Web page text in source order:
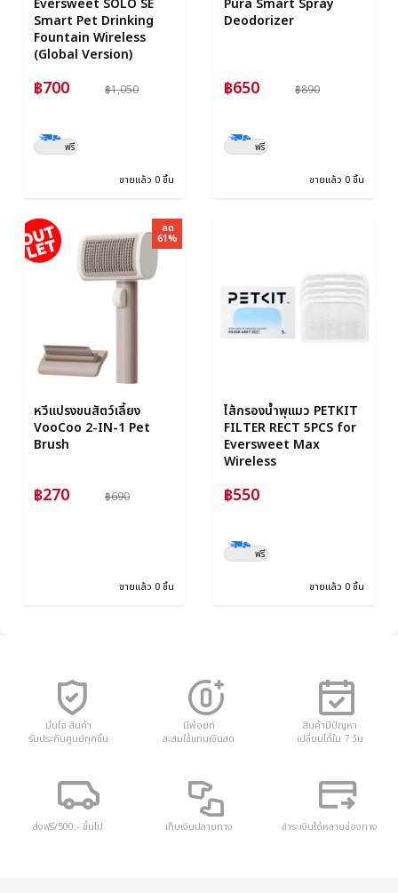
Eversweet SOLO SE
Smart Pet Drinking
Fountain Wireless
(Global Version)
฿700 ฿1,050
ฟรี
ขายแล้ว 0 ชิ้น
Pura Smart Spray
Deodorizer
฿650 ฿890
ฟรี
ขายแล้ว 0 ชิ้น
ลด
61%
หวีแปรงขนสัตว์เลี้ยง
VooCoo 2-IN-1 Pet
Brush
฿270 ฿690
ขายแล้ว 0 ชิ้น
ไส้กรองน้ำพุแมว PETKIT
FILTER RECT 5PCS for
Eversweet Max
Wireless
฿550
ฟรี
ขายแล้ว 0 ชิ้น
มั่นใจ สินค้า
รับประกันศูนย์ทุกชิ้น
มีพ้อยท์
สะสมใช้แทนเงินสด
สินค้ามีปัญหา
เปลี่ยนได้ใน 7 วัน
ส่งฟรี/500.- ขึ้นไป เก็บเงินปลายทาง ชำระเงินได้หลายช่องทาง